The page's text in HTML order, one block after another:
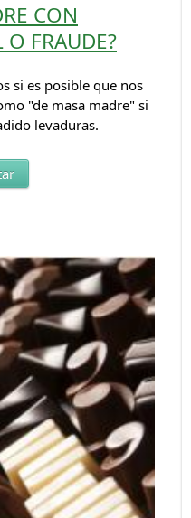
CON
O FRAUDE?
si es posible que nos
"de masa madre" si
levaduras.